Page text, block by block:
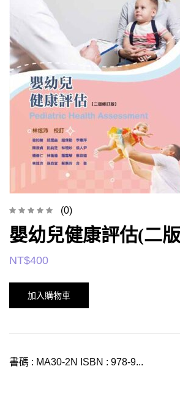
(0)
嬰幼兒健康評估(二
NT$400
加入購物車
書碼 : MA30-2N ISBN : 978-9...